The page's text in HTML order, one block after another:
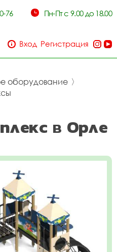
76 Пн-Пт с 9.00 до 18.00
Вход Регистрация
оборудование 〉
в Орле